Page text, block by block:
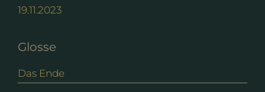
19.11.2023
Glosse
Das Ende